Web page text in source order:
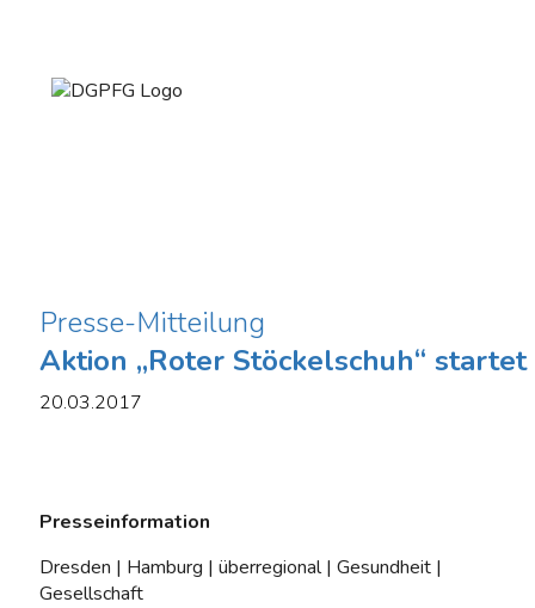
Presse-Mitteilung
Aktion „Roter Stöckelschuh“ startet
20.03.2017
Presseinformation
Dresden | Hamburg | überregional | Gesundheit |
Gesellschaft